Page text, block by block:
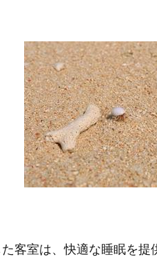
客室は、快適な睡眠を提